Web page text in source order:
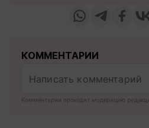
КОММЕНТАРИИ
Комментарии проходят модерацию